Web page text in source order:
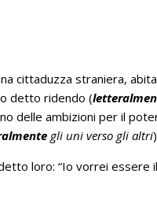
cittaduzza straniera,
detto ridendo (
delle ambizioni per il
gli uni verso gli altri
loro: “Io vorrei essere